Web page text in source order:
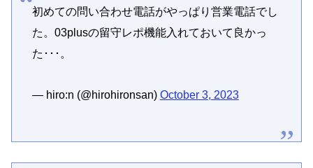
初めての問い合わせ電話がやっぱり営業電話でし
た。03plusの留守レポ機能入れておいて良かっ
た･･･。
— hiro:n (@hirohironsan) October 3, 2023